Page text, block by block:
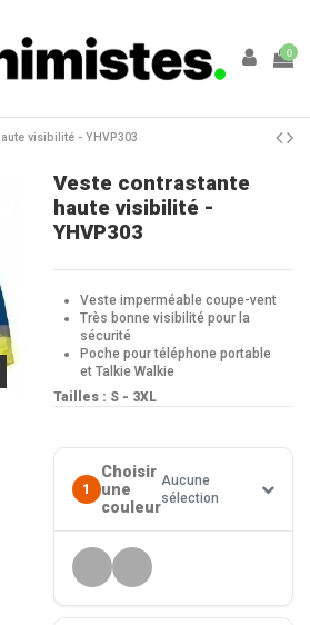
0
visibilité - YHVP303
Veste contrastante
haute visibilité -
YHVP303
Veste imperméable coupe-vent
Très bonne visibilité pour la
sécurité
Poche pour téléphone portable
et Talkie Walkie
Tailles : S - 3XL
1
Choisir
une
couleur
Aucune
sélection